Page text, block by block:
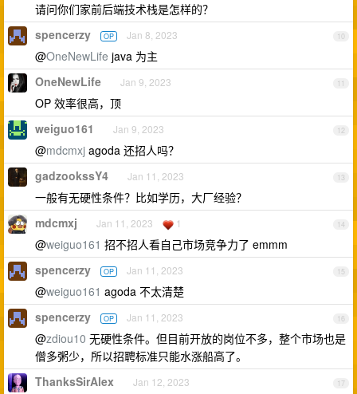
请问你们家前后端技术栈是怎样的？
10
spencerzy OP Jan 8, 2023
@OneNewLife java 为主
11
OneNewLife Jan 9, 2023
OP 效率很高，顶
12
weiguo161 Jan 9, 2023
@mdcmxj agoda 还招人吗？
13
gadzookssY4 Jan 11, 2023
一般有无硬性条件？比如学历，大厂经验？
14
mdcmxj Jan 11, 2023 1
@weiguo161 招不招人看自己市场竞争力了 emmm
15
spencerzy OP Jan 11, 2023
@weiguo161 agoda 不太清楚
16
spencerzy OP Jan 11, 2023
@zdiou10 无硬性条件。但目前开放的岗位不多，整个市场也是
僧多粥少，所以招聘标准只能水涨船高了。
17
ThanksSirAlex Jan 12, 2023